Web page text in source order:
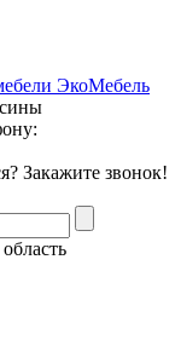
Закажите звонок!